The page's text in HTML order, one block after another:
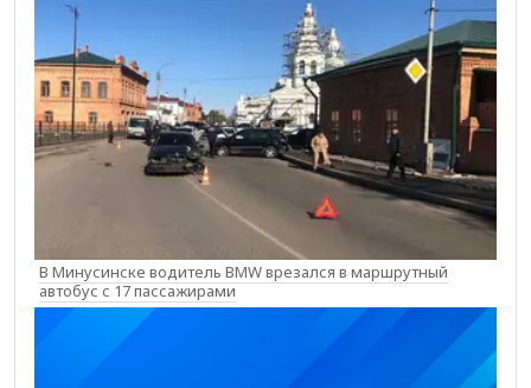
В Минусинске водитель BMW врезался в маршрутный
автобус с 17 пассажирами